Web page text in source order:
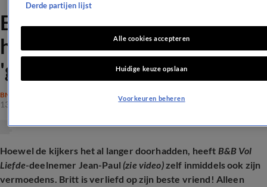
B&B Vol Liefde-deelnemer
heeft pijlen gericht op
'getrouwde' man
BN'ERS
13 aug 2025, 21:10
Hoewel de kijkers het al langer doorhadden, heeft B&B Vol
Liefde-deelnemer Jean-Paul(zie video)zelf inmiddels ook zijn
vermoedens. Britt is verliefd op zijn beste vriend! Alleen
Derde partijen lijst
Alle cookies accepteren
Huidige keuze opslaan
Voorkeuren beheren